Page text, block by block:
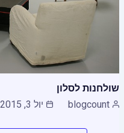
שולחנות לסלון
blogcount
יול 3, 2015